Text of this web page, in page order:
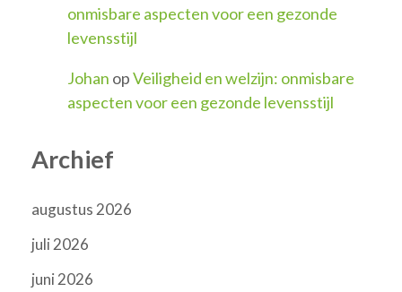
onmisbare aspecten voor een gezonde
levensstijl
Johan opVeiligheid en welzijn: onmisbare
aspecten voor een gezonde levensstijl
Archief
augustus 2026
juli 2026
juni 2026